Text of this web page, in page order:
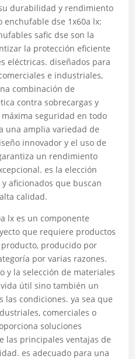
durabilidad y rendimiento
dse 1x60a lx:
safic dse son la
la protección eficiente
eléctricas. diseñados para
e industriales,
combinación de
contra sobrecargas y
seguridad en todo
una amplia variedad de
innovador y el uso de
un rendimiento
es la elección
aficionados que buscan
calidad.
lx es un componente
que requiere productos
producido por
por varias razones.
y la selección de materiales
útil sino también un
las condiciones. ya sea que
comerciales o
soluciones
las principales ventajas de
es adecuado para una